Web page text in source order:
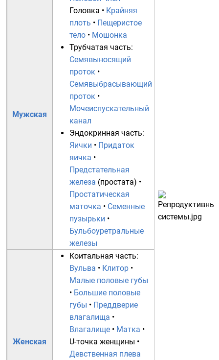
Мужская
Головка • Крайняя
плоть • Пещеристое
тело • Мошонка
Трубчатая часть:
Семявыносящий
проток •
Семявыбрасывающий
проток •
Мочеиспускательный
канал
Эндокринная часть:
Яички • Придаток
яичка •
Предстательная
железа (простата) •
Простатическая
маточка • Семенные
пузырьки •
Бульбоуретральные
железы
Женская
Коитальная часть:
Вульва • Клитор •
Малые половые губы
• Большие половые
губы • Преддверие
влагалища •
Влагалище • Матка •
U-точка женщины •
Девственная плева